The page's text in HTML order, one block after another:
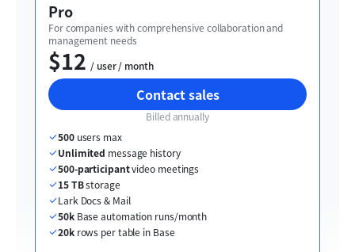
Pro
For companies with comprehensive collaboration and
management needs
$12
  / user / month
Contact sales
Billed annually
500 users max
Unlimited message history
500-participant video meetings
15 TB storage
Lark Docs & Mail
50k Base automation runs/month
20k rows per table in Base